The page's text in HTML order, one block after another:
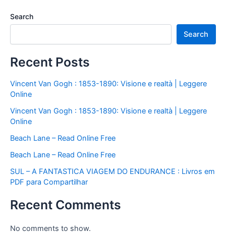
Search
Search
Recent Posts
Vincent Van Gogh : 1853-1890: Visione e realtà | Leggere
Online
Vincent Van Gogh : 1853-1890: Visione e realtà | Leggere
Online
Beach Lane – Read Online Free
Beach Lane – Read Online Free
SUL – A FANTASTICA VIAGEM DO ENDURANCE : Livros em
PDF para Compartilhar
Recent Comments
No comments to show.